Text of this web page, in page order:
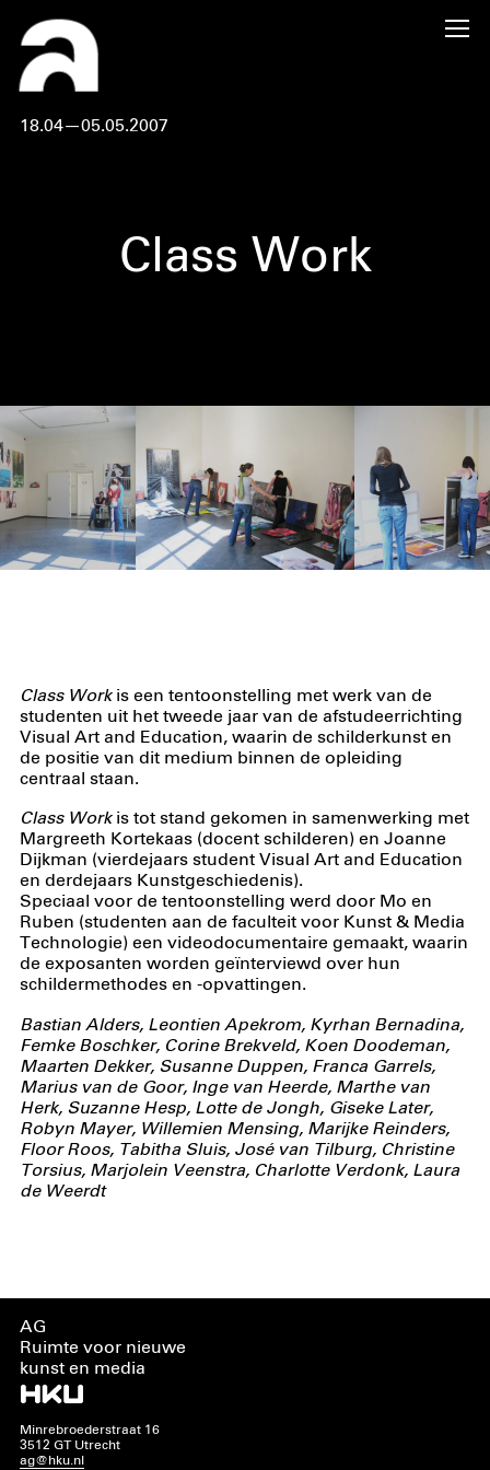
18.04—05.05.2007
Class Work
Class Workis een tentoonstelling met werk van de
studenten uit het tweede jaar van de afstudeerrichting
Visual Art and Education, waarin de schilderkunst en
de positie van dit medium binnen de opleiding
centraal staan.
Class Workis tot stand gekomen in samenwerking met
Margreeth Kortekaas (docent schilderen) en Joanne
Dijkman (vierdejaars student Visual Art and Education
en derdejaars Kunstgeschiedenis).
Speciaal voor de tentoonstelling werd door Mo en
Ruben (studenten aan de faculteit voor Kunst & Media
Technologie) een videodocumentaire gemaakt, waarin
de exposanten worden geïnterviewd over hun
schildermethodes en -opvattingen.
Bastian Alders, Leontien Apekrom, Kyrhan Bernadina,
Femke Boschker, Corine Brekveld, Koen Doodeman,
Maarten Dekker, Susanne Duppen, Franca Garrels,
Marius van de Goor, Inge van Heerde, Marthe van
Herk, Suzanne Hesp, Lotte de Jongh, Giseke Later,
Robyn Mayer, Willemien Mensing, Marijke Reinders,
Floor Roos, Tabitha Sluis, José van Tilburg, Christine
Torsius, Marjolein Veenstra, Charlotte Verdonk, Laura
de Weerdt
AG
Ruimte voor nieuwe
kunst en media
Minrebroederstraat 16
3512 GT Utrecht
ag@hku.nl